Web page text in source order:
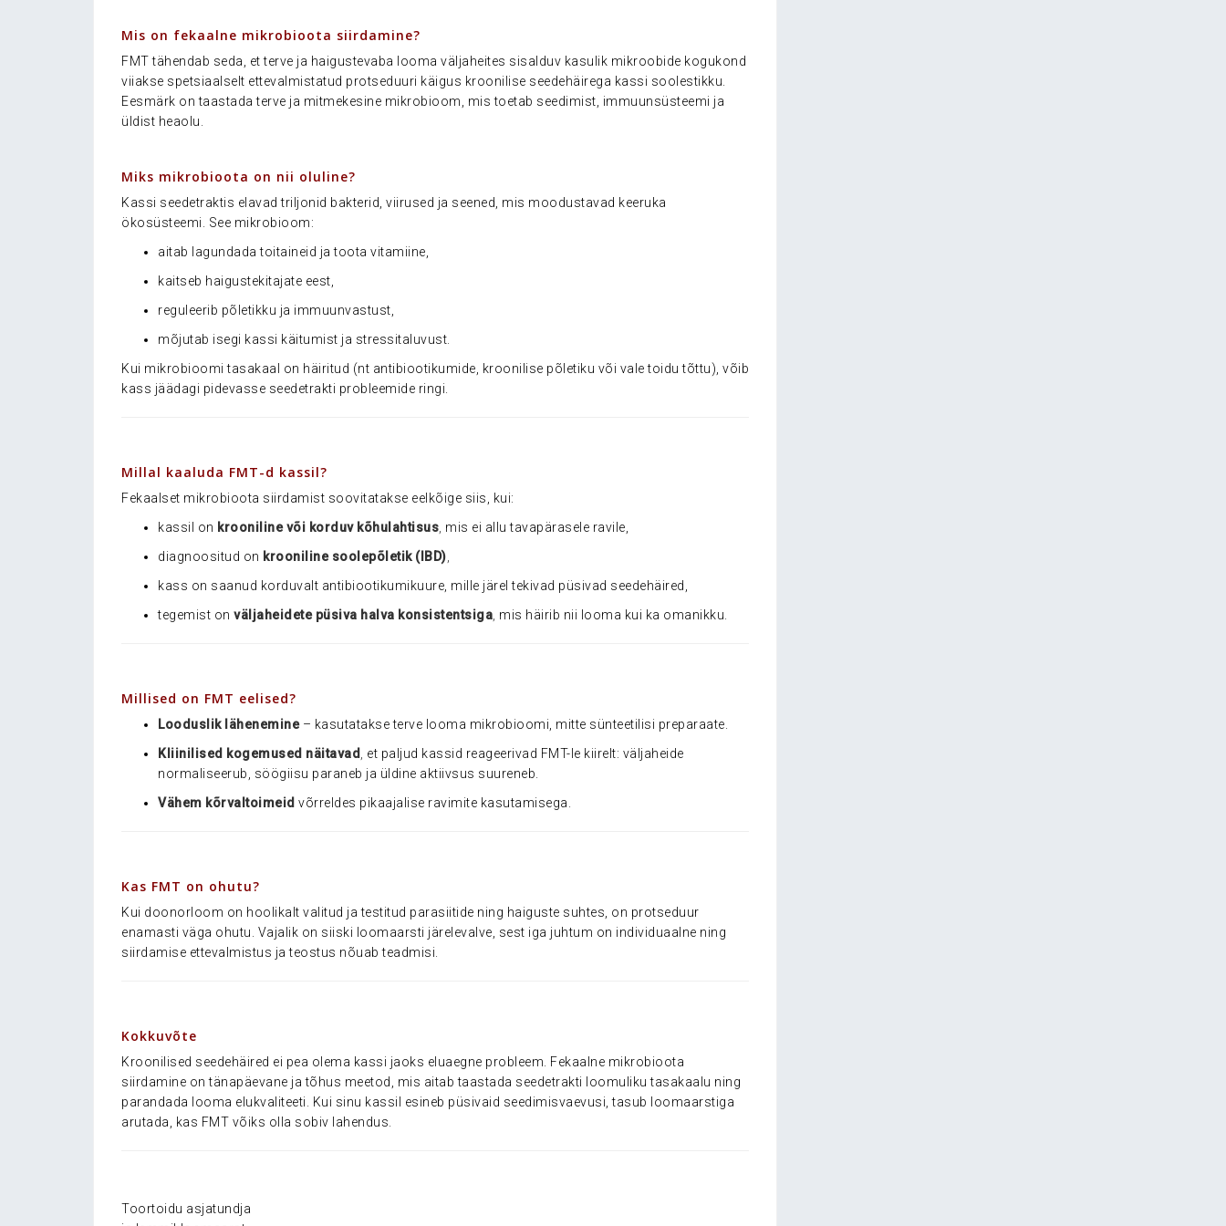
Mis on fekaalne mikrobioota siirdamine?
FMT tähendab seda, et terve ja haigustevaba looma väljaheites sisalduv kasulik mikroobide kogukond
viiakse spetsiaalselt ettevalmistatud protseduuri käigus kroonilise seedehäirega kassi soolestikku.
Eesmärk on taastada terve ja mitmekesine mikrobioom, mis toetab seedimist, immuunsüsteemi ja
üldist heaolu.
Miks mikrobioota on nii oluline?
Kassi seedetraktis elavad triljonid bakterid, viirused ja seened, mis moodustavad keeruka
ökosüsteemi. See mikrobioom:
aitab lagundada toitaineid ja toota vitamiine,
kaitseb haigustekitajate eest,
reguleerib põletikku ja immuunvastust,
mõjutab isegi kassi käitumist ja stressitaluvust.
Kui mikrobioomi tasakaal on häiritud (nt antibiootikumide, kroonilise põletiku või vale toidu tõttu), võib
kass jäädagi pidevasse seedetrakti probleemide ringi.
Millal kaaluda FMT-d kassil?
Fekaalset mikrobioota siirdamist soovitatakse eelkõige siis, kui:
kassil on krooniline või korduv kõhulahtisus mis ei allu tavapärasele ravile,
diagnoositud on krooniline soolepõletik (IBD)
kass on saanud korduvalt antibiootikumikuure, mille järel tekivad püsivad seedehäired,
tegemist on väljaheidete püsiva halva konsistentsiga mis häirib nii looma kui ka omanikku.
Millised on FMT eelised?
Looduslik lähenemine– kasutatakse terve looma mikrobioomi, mitte sünteetilisi preparaate.
Kliinilised kogemused näitavad
et paljud kassid reageerivad FMT-le kiirelt: väljaheide
normaliseerub, söögiisu paraneb ja üldine aktiivsus suureneb.
Vähem kõrvaltoimeid võrreldes pikaajalise ravimite kasutamisega.
Kas FMT on ohutu?
Kui doonorloom on hoolikalt valitud ja testitud parasiitide ning haiguste suhtes, on protseduur
enamasti väga ohutu. Vajalik on siiski loomaarsti järelevalve, sest iga juhtum on individuaalne ning
siirdamise ettevalmistus ja teostus nõuab teadmisi.
Kokkuvõte
Kroonilised seedehäired ei pea olema kassi jaoks eluaegne probleem. Fekaalne mikrobioota
siirdamine on tänapäevane ja tõhus meetod, mis aitab taastada seedetrakti loomuliku tasakaalu ning
parandada looma elukvaliteeti. Kui sinu kassil esineb püsivaid seedimisvaevusi, tasub loomaarstiga
arutada, kas FMT võiks olla sobiv lahendus.
Toortoidu asjatundja